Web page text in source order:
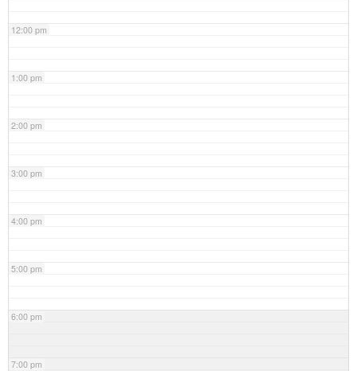
12:00 pm
1:00 pm
2:00 pm
3:00 pm
4:00 pm
5:00 pm
6:00 pm
7:00 pm